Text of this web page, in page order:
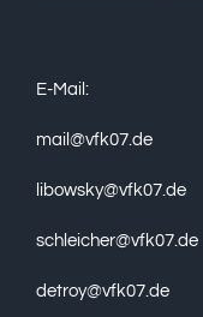
E-Mail:
mail@vfk07.de
libowsky@vfk07.de
schleicher@vfk07.de
detroy@vfk07.de